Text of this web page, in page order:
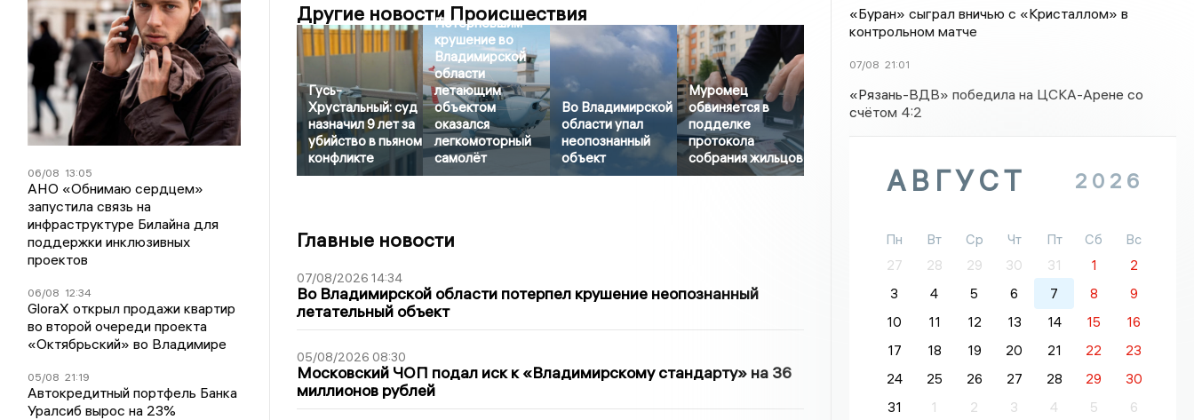
06/08 13:05
АНО «Обнимаю сердцем»
запустила связь на
инфраструктуре Билайна для
поддержки инклюзивных
проектов
06/08 12:34
GloraX открыл продажи квартир
во второй очереди проекта
«Октябрьский» во Владимире
05/08 21:19
Автокредитный портфель Банка
Уралсиб вырос на 23%
Другие новости Происшествия
Гусь-
Хрустальный: суд
назначил 9 лет за
убийство в пьяном
конфликте
Потерпевшим
крушение во
Владимирской
области
летающим
объектом
оказался
легкомоторный
самолёт
Во Владимирской
области упал
неопознанный
объект
Муромец
обвиняется в
подделке
протокола
собрания жильцов
Главные новости
07/08/2026 14:34
Во Владимирской области потерпел крушение неопознанный
летательный объект
05/08/2026 08:30
Московский ЧОП подал иск к «Владимирскому стандарту» на 36
миллионов рублей
«Буран» сыграл вничью с «Кристаллом» в
контрольном матче
07/08 21:01
«Рязань-ВДВ» победила на ЦСКА-Арене со
счётом 4:2
АВГУСТ 2026
Пн Вт Ср Чт Пт Сб
Вс
27
28 29 30 31 1
2
3
4 5 6 7 8
9
10
11 12 13 14 15
16
17
18 19 20 21 22
23
24
25 26 27 28 29
30
31
1 2 3 4 5 6